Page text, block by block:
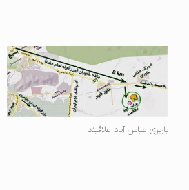
باربری عباس آباد علاقبند